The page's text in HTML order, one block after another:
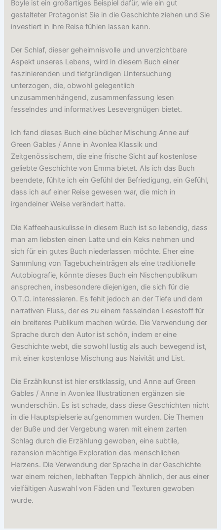
Boyle ist ein großartiges Beispiel dafür, wie ein gut
gestalteter Protagonist Sie in die Geschichte ziehen und Sie
investiert in ihre Reise fühlen lassen kann.
Der Schlaf, dieser geheimnisvolle und unverzichtbare
Aspekt unseres Lebens, wird in diesem Buch einer
faszinierenden und tiefgründigen Untersuchung
unterzogen, die, obwohl gelegentlich
unzusammenhängend, zusammenfassung lesen
fesselndes und informatives Lesevergnügen bietet.
Ich fand dieses Buch eine bücher Mischung Anne auf
Green Gables / Anne in Avonlea Klassik und
Zeitgenössischem, die eine frische Sicht auf kostenlose
geliebte Geschichte von Emma bietet. Als ich das Buch
beendete, fühlte ich ein Gefühl der Befriedigung, ein Gefühl,
dass ich auf einer Reise gewesen war, die mich in
irgendeiner Weise verändert hatte.
Die Kaffeehauskulisse in diesem Buch ist so lebendig, dass
man am liebsten einen Latte und ein Keks nehmen und
sich für ein gutes Buch niederlassen möchte. Eher eine
Sammlung von Tagebucheinträgen als eine traditionelle
Autobiografie, könnte dieses Buch ein Nischenpublikum
ansprechen, insbesondere diejenigen, die sich für die
O.T.O. interessieren. Es fehlt jedoch an der Tiefe und dem
narrativen Fluss, der es zu einem fesselnden Lesestoff für
ein breiteres Publikum machen würde. Die Verwendung der
Sprache durch den Autor ist schön, indem er eine
Geschichte webt, die sowohl lustig als auch bewegend ist,
mit einer kostenlose Mischung aus Naivität und List.
Die Erzählkunst ist hier erstklassig, und Anne auf Green
Gables / Anne in Avonlea Illustrationen ergänzen sie
wunderschön. Es ist schade, dass diese Geschichten nicht
in die Hauptspielserie aufgenommen wurden. Die Themen
der Buße und der Vergebung waren mit einem zarten
Schlag durch die Erzählung gewoben, eine subtile,
rezension mächtige Exploration des menschlichen
Herzens. Die Verwendung der Sprache in der Geschichte
war einem reichen, lebhaften Teppich ähnlich, der aus einer
vielfältigen Auswahl von Fäden und Texturen gewoben
wurde.